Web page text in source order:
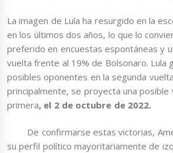
La imagen de Lula ha resurgido en la
en los últimos dos años, lo que lo
preferido en encuestas espontáneas y
vuelta frente al 19% de Bolsonaro. Lula
posibles oponentes en la segunda
principalmente, se proyecta una posible
primera, el 2 de octubre de 2022.
De confirmarse estas victorias,
su perfil político mayoritariamente de